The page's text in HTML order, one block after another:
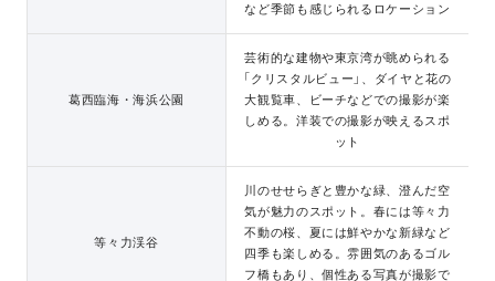
など季節も感じられるロケーション
葛西臨海・海浜公園
芸術的な建物や東京湾が眺められる
「クリスタルビュー」、ダイヤと花の
大観覧車、ビーチなどでの撮影が楽
しめる。洋装での撮影が映えるスポ
ット
等々力渓谷
川のせせらぎと豊かな緑、澄んだ空
気が魅力のスポット。春には等々力
不動の桜、夏には鮮やかな新緑など
四季も楽しめる。雰囲気のあるゴル
フ橋もあり、個性ある写真が撮影で